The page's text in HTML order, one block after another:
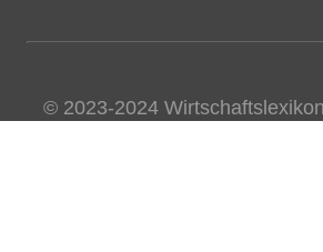
© 2023-2024